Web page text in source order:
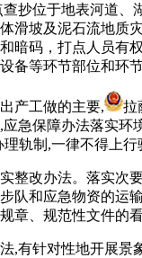
抄位于地表河道
滑坡及泥石流地质
暗码，打点人员有
备等环节部位和环
产工做的主要,
拉
急保障办法落实环
理轨制,一律不得上
改办法。落实次要
队和应急物资的运
章、规范性文件的看
针对性地开展景象